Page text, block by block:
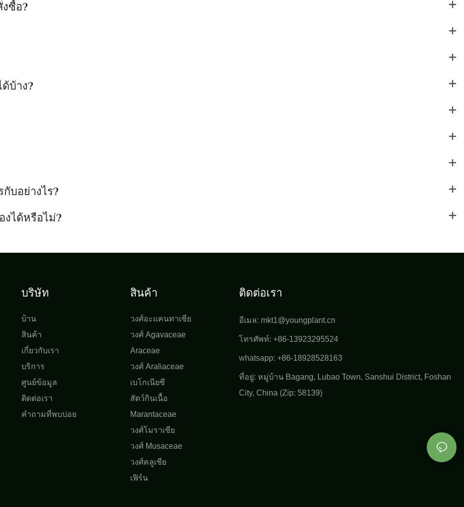
ซื้อ?
บ้าง?
บอย่างไร?
งได้หรือไม่?
บริษัท
บ้าน
สินค้า
เกี่ยวกับเรา
บริการ
ศูนย์ข้อมูล
ติดต่อเรา
คำถามที่พบบ่อย
สินค้า
วงศ์อะแคนทาเซีย
วงศ์ Agavaceae
Araceae
วงศ์ Araliaceae
เบโกเนียซี
สัตว์กินเนื้อ
Marantaceae
วงศ์โมราเซีย
วงศ์ Musaceae
วงศ์คลูเซีย
เฟิร์น
ติดต่อเรา
อีเมล: mkt1@youngplant.cn
โทรศัพท์: +86-13923295524
whatsapp: +86-18928528163
ที่อยู่: หมู่บ้าน Bagang, Lubao Town, Sanshui District, Foshan
City, China (Zip: 58139)